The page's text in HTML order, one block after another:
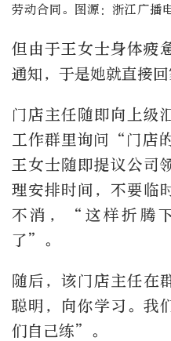
劳动合同。图源：浙江广播
但由于王女士身体疲
通知，于是她就直接回
门店主任随即向上级
工作群里询问“门店
王女士随即提议公司
理安排时间，不要临
不消，“这样折腾
了”。
随后，该门店主任在
聪明，向你学习。我
们自己练”。